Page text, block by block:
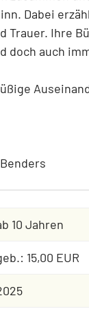
Dabei
Trauer. Ihre
doch auch
10 Jahren
15,00 EUR